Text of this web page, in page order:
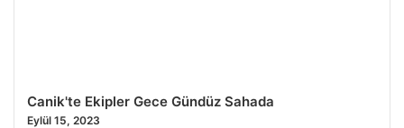
Canik'te Ekipler Gece Gündüz Sahada
Eylül 15, 2023